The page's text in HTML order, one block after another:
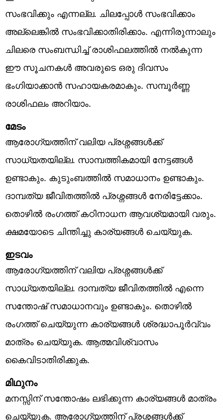
സംഭവിക്കും എന്നല്ല. ചിലപ്പോൾ സംഭവിക്കാം
അല്ലെങ്കിൽ സംഭവിക്കാതിരിക്കാം. എന്നിരുന്നാലും
ചിലരെ സംബന്ധിച്ച് രാശിഫലത്തിൽ നൽകുന്ന
ഈ സൂചനകൾ അവരുടെ ഒരു ദിവസം
ഭംഗിയാക്കാൻ സഹായകരമാകും. സമ്പൂർണ്ണ
രാശിഫലം അറിയാം.
മേടം
ആരോഗ്യത്തിന് വലിയ പ്രശ്നങ്ങൾക്ക്
സാധ്യതയില്ല. സാമ്പത്തികമായി നേട്ടങ്ങൾ
ഉണ്ടാകും. കുടുംബത്തിൽ സമാധാനം ഉണ്ടാകും.
ദാമ്പത്യ ജീവിതത്തിൽ പ്രശ്നങ്ങൾ നേരിട്ടേക്കാം.
തൊഴിൽ രംഗത്ത് കഠിനാധന ആവശ്യമായി വരും.
ക്ഷമയോടെ ചിന്തിച്ചു കാര്യങ്ങൾ ചെയ്യുക.
ഇടവം
ആരോഗ്യത്തിന് വലിയ പ്രശ്നങ്ങൾക്ക്
സാധ്യതയില്ല. ദാമ്പത്യ ജീവിതത്തിൽ എന്നെ
സന്തോഷ് സമാധാനവും ഉണ്ടാകും. തൊഴിൽ
രംഗത്ത് ചെയ്യുന്ന കാര്യങ്ങൾ ശ്രദ്ധാപൂർവ്വം
മാത്രം ചെയ്യുക. ആത്മവിശ്വാസം
കൈവിടാതിരിക്കുക.
മിഥുനം
മനസ്സിന് സന്തോഷം ലഭിക്കുന്ന കാര്യങ്ങൾ മാത്രം
ചെയ്യുക. ആരോഗ്യത്തിന് പ്രശ്നങ്ങൾക്ക്